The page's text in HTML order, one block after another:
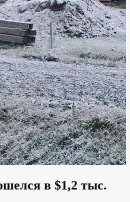
в $1,2 тыс.